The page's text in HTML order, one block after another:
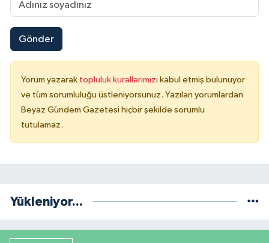
Gönder
Yorum yazarak topluluk kurallarımızı kabul etmiş bulunuyor
ve tüm sorumluluğu üstleniyorsunuz. Yazılan yorumlardan
Beyaz Gündem Gazetesi hiçbir şekilde sorumlu
tutulamaz.
Yükleniyor...